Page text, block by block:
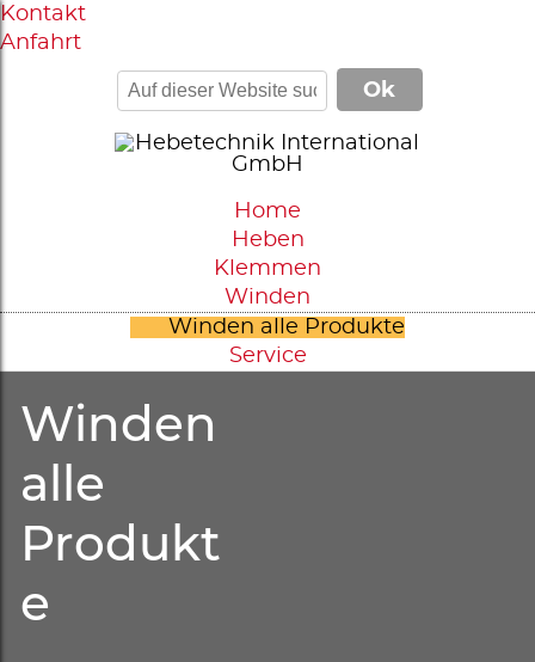
Kontakt
Anfahrt
Home
Heben
Klemmen
Winden
Winden alle Produkte
Service
Winden
alle
Produkt
e